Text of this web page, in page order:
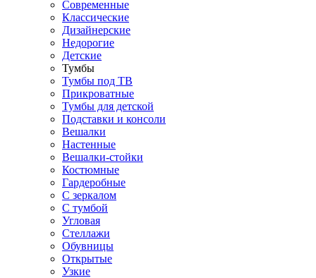
Современные
Классические
Дизайнерские
Недорогие
Детские
Тумбы
Тумбы под ТВ
Прикроватные
Тумбы для детской
Подставки и консоли
Вешалки
Настенные
Вешалки-стойки
Костюмные
Гардеробные
С зеркалом
С тумбой
Угловая
Стеллажи
Обувницы
Открытые
Узкие